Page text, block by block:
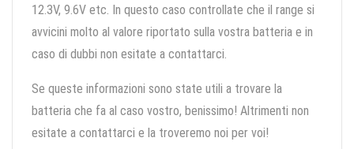
12.3V, 9.6V etc. In questo caso controllate che il range si
avvicini molto al valore riportato sulla vostra batteria e in
caso di dubbi non esitate a contattarci.
Se queste informazioni sono state utili a trovare la
batteria che fa al caso vostro, benissimo! Altrimenti non
esitate a contattarci e la troveremo noi per voi!